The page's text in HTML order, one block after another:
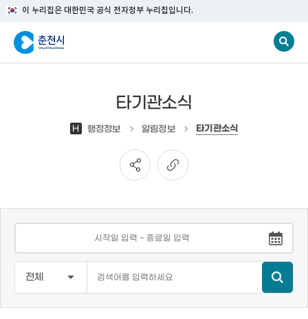
이 누리집은 대한민국 공식 전자정부 누리집입니다.
타기관소식
H 행정정보 알림정보 타기관소식